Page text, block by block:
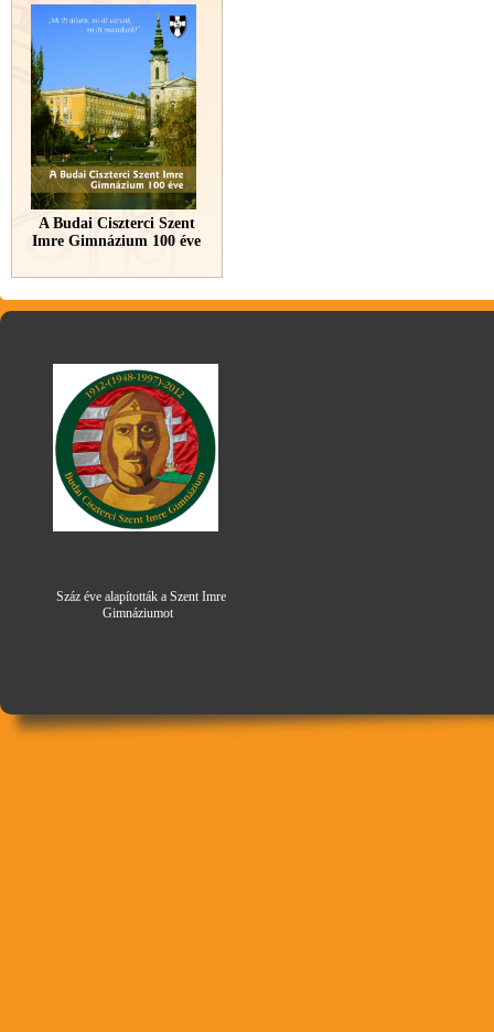
A Budai Ciszterci Szent
Imre Gimnázium 100 éve
Száz éve alapították a Szent Imre
Gimnáziumot